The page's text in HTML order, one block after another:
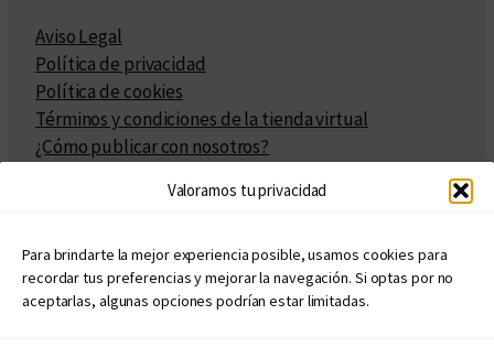
Valoramos tu privacidad
Para brindarte la mejor experiencia posible, usamos cookies para
recordar tus preferencias y mejorar la navegación. Si optas por no
aceptarlas, algunas opciones podrían estar limitadas.
Aviso Legal
Política de privacidad
Política de cookies
Términos y condiciones de la tienda virtual
¿Cómo publicar con nosotros?
Políticas de publicación
Políticas de coedición
Atribuciones